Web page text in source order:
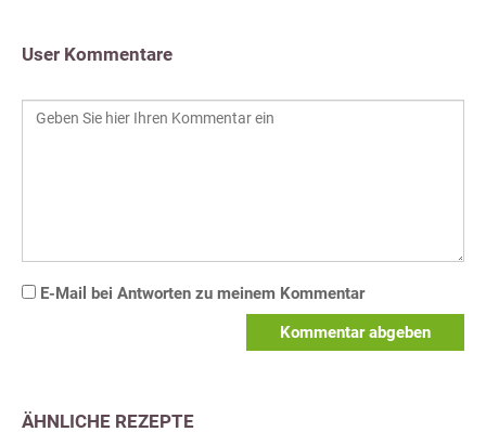
User Kommentare
E-Mail bei Antworten zu meinem Kommentar
Kommentar abgeben
ÄHNLICHE REZEPTE